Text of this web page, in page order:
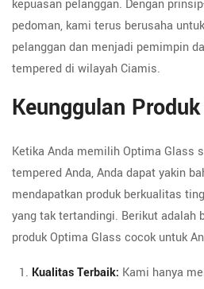
kepuasan pelanggan. Dengan
pedoman, kami terus berusaha
pelanggan dan menjadi pemimpin
tempered di wilayah Ciamis.
Keunggulan
Ketika Anda memilih Optima Glass
tempered Anda, Anda dapat yakin
mendapatkan produk berkualitas
yang tak tertandingi. Berikut adalah
produk Optima Glass cocok untuk
Kualitas Terbaik: Kami hanya